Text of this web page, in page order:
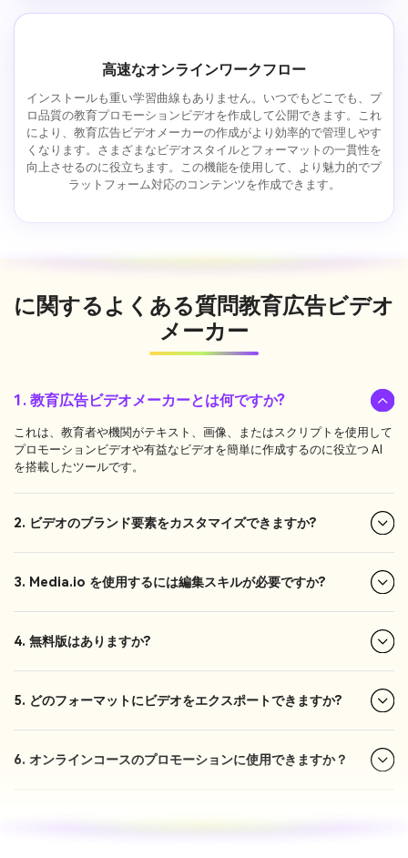
高速なオンラインワークフロー
インストールも重い学習曲線もありません。いつでもどこでも、プ
ロ品質の教育プロモーションビデオを作成して公開できます。これ
により、教育広告ビデオメーカーの作成がより効率的で管理しやす
くなります。さまざまなビデオスタイルとフォーマットの一貫性を
向上させるのに役立ちます。この機能を使用して、より魅力的でプ
ラットフォーム対応のコンテンツを作成できます。
に関するよくある質問教育広告ビデオ
メーカー
1. 教育広告ビデオメーカーとは何ですか?
これは、教育者や機関がテキスト、画像、またはスクリプトを使用して
プロモーションビデオや有益なビデオを簡単に作成するのに役立つ AI
を搭載したツールです。
2. ビデオのブランド要素をカスタマイズできますか?
3. Media.io を使用するには編集スキルが必要ですか?
4. 無料版はありますか?
5. どのフォーマットにビデオをエクスポートできますか?
6. オンラインコースのプロモーションに使用できますか？